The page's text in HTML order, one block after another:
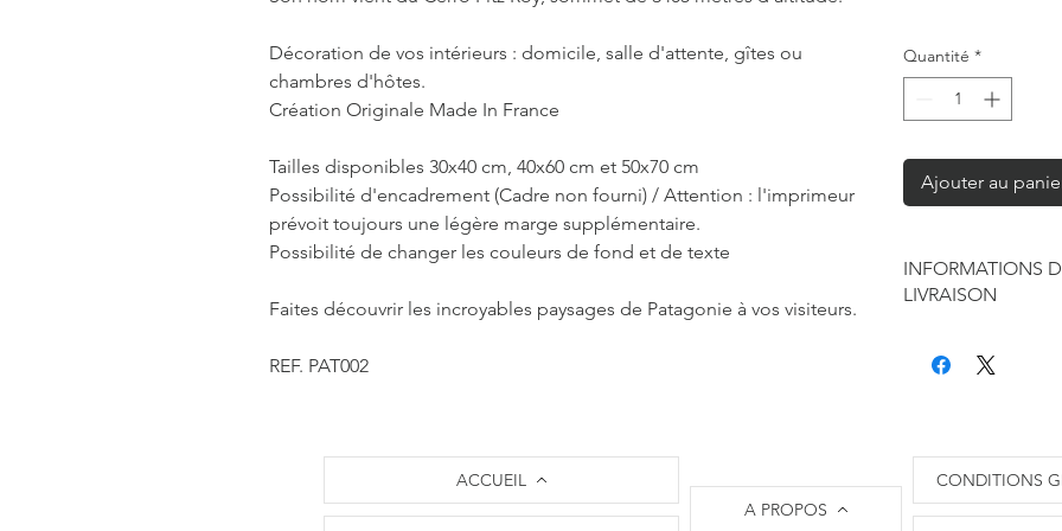
Décoration de vos intérieurs : domicile, salle d'attente, gîtes ou
chambres d'hôtes.
Création Originale Made In France
Tailles disponibles 30x40 cm, 40x60 cm et 50x70 cm
Possibilité d'encadrement (Cadre non fourni) / Attention : l'imprimeur
prévoit toujours une légère marge supplémentaire.
Possibilité de changer les couleurs de fond et de texte
Faites découvrir les incroyables paysages de Patagonie à vos visiteurs.
REF. PAT002
Quantité *
Ajouter au
INFORMATIONS
LIVRAISON
seule à sa
des affiches et
Les délais
généralement de 2
ACCUEIL
A PROPOS
CONDITIONS